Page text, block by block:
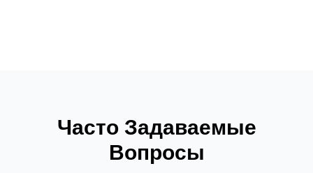
Часто Задаваемые
Вопросы